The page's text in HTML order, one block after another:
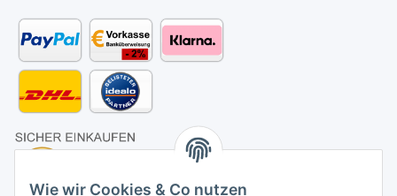
Wie wir Cookies & Co nutzen